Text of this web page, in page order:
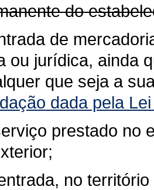
do
de
ou jurídica, ainda
que seja a
dada pela
prestado no
no